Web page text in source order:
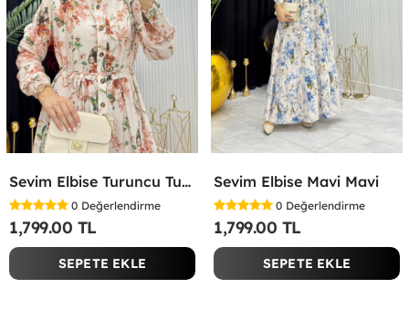
Sevim Elbise Turuncu Turuncu
0 Değerlendirme
1,799.00 TL
SEPETE EKLE
Sevim Elbise Mavi Mavi
0 Değerlendirme
1,799.00 TL
SEPETE EKLE